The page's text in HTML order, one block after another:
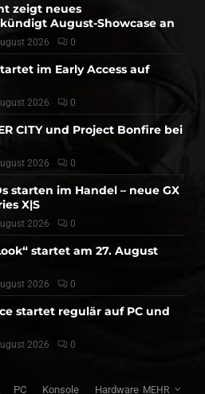
zeigt neues
August-Showcase an
2026 0
im Early Access auf
2026 0
CITY und Project Bonfire bei
2026 0
starten im Handel – neue GX
X|S
2026 0
startet am 27. August
2026 0
startet regulär auf PC und
2026 0
PC Konsole Hardware MEHR